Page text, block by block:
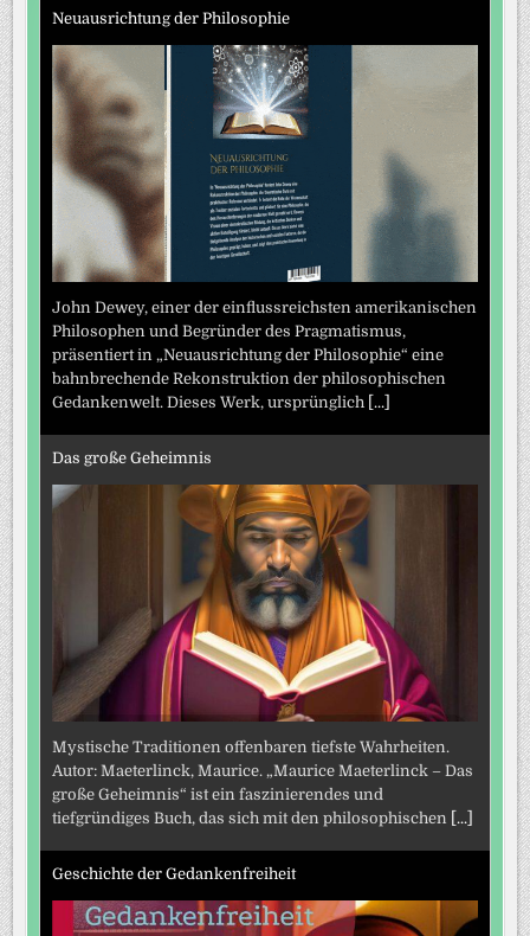
Neuausrichtung der Philosophie
John Dewey, einer der einflussreichsten amerikanischen
Philosophen und Begründer des Pragmatismus,
präsentiert in „Neuausrichtung der Philosophie“ eine
bahnbrechende Rekonstruktion der philosophischen
Gedankenwelt. Dieses Werk, ursprünglich [...]
Das große Geheimnis
Mystische Traditionen offenbaren tiefste Wahrheiten.
Autor: Maeterlinck, Maurice. „Maurice Maeterlinck – Das
große Geheimnis“ ist ein faszinierendes und
tiefgründiges Buch, das sich mit den philosophischen [...]
Geschichte der Gedankenfreiheit